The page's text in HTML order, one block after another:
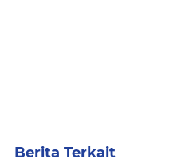
Berita Terkait